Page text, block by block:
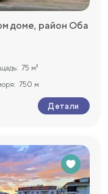
доме, район Оба
75 м²
750 м
Детали